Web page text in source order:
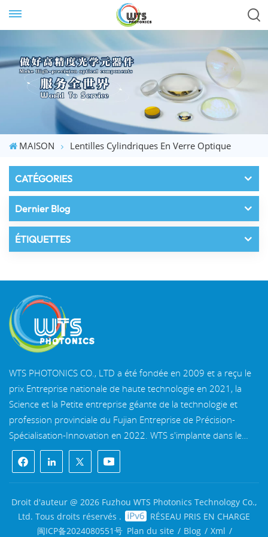
MAISON Lentilles Cylindriques En Verre Optique
CATÉGORIES
Dernier Blog
ÉTIQUETTES
WTS PHOTONICS CO., LTD a été fondée en 2009 et a reçu le
prix Entreprise nationale de haute technologie en 2021, la
Science et la Petite entreprise géante de la technologie et
profession provinciale du Fujian Entreprise de Précision-
Spécialisation-Innovation en 2022. WTS s'implante dans le
belle ville côtière du sud-est, Fuzhou, une célèbre ville optique
en Chine. WTS dispose de 11 000 mètres carrés de
bâtiments d'usine standardisés, un groupe d'un personnel
technique qualifié et d'un système de traitement optique
complet, système de revêtement, système d'assemblage et
système de contrôle qualité. WTS fournit clients avec des
Droit d'auteur @ 2026 Fuzhou WTS Photonics Technology Co.,
Ltd. Tous droits réservés .
RÉSEAU PRIS EN CHARGE
闽ICP备2024080551号 Plan du site / Blog / Xml /